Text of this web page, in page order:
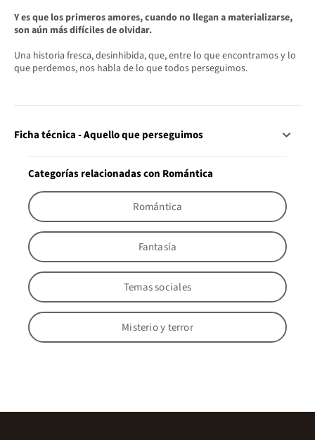
Y es que los primeros amores, cuando no llegan a materializarse,
son aún más difíciles de olvidar.
Una historia fresca, desinhibida, que, entre lo que encontramos y lo
que perdemos, nos habla de lo que todos perseguimos.
Ficha técnica - Aquello que perseguimos
Categorías relacionadas con Romántica
Romántica
Fantasía
Temas sociales
Misterio y terror